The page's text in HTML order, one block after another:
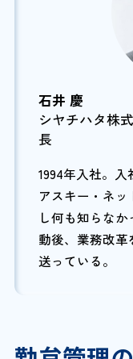
石井 慶
シヤチハタ株
長
1994年入社。
アスキー・ネ
し何も知らな
動後、業務改
送っている。